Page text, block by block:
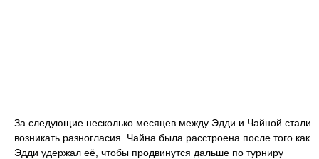
За следующие несколько месяцев между Эдди и Чайной стали
возникать разногласия. Чайна была расстроена после того как
Эдди удержал её, чтобы продвинутся дальше по турниру